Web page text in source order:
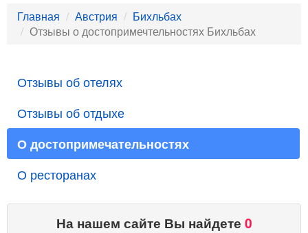
Главная Австрия
Бихльбах
Отзывы о достопримечтельностях Бихльбах
Отзывы об отелях
Отзывы об отдыхе
О достопримечательностях
О ресторанах
На нашем сайте Вы найдете 0